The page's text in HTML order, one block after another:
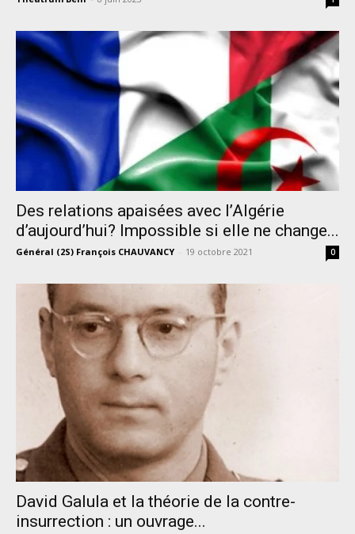
Des relations apaisées avec l’Algérie
d’aujourd’hui? Impossible si elle ne change...
Général (2S) François CHAUVANCY - 19 octobre 2021 0
David Galula et la théorie de la contre-
insurrection : un ouvrage...